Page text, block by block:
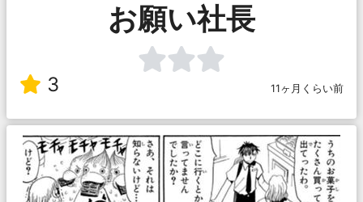
お願い社長
3 11ヶ月くらい前